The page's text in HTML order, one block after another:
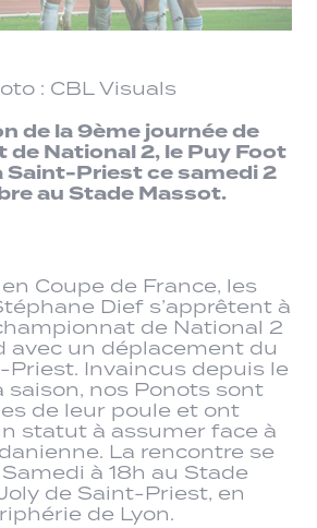
: CBL Visuals
de la 9ème journée de
National 2, le Puy Foot
Saint-Priest ce samedi 2
au Stade Massot.
Coupe de France, les
Dief s’apprêtent à
de National 2
avec un déplacement du
Priest. Invaincus depuis le
saison, nos Ponots sont
de leur poule et ont
statut à assumer face à
La rencontre se
à 18h au Stade
de Saint-Priest, en
de Lyon.